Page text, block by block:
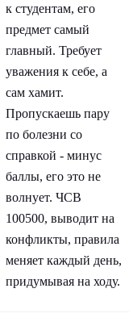
к студентам, его
предмет самый
главный. Требует
уважения к себе, а
сам хамит.
Пропускаешь пару
по болезни со
справкой - минус
баллы, его это не
волнует. ЧСВ
100500, выводит на
конфликты, правила
меняет каждый день,
придумывая на ходу.